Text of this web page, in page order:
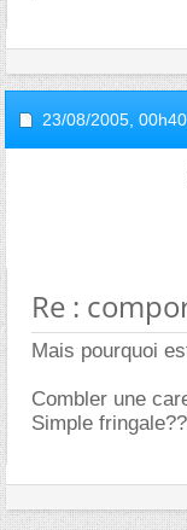
23/08/2005, 00h40
Re :
Mais pourquoi
Combler une
Simple